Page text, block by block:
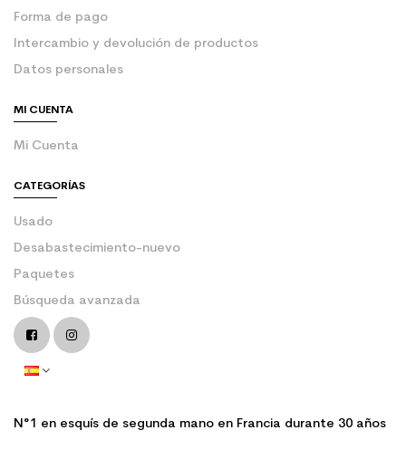
Forma de pago
Intercambio y devolución de productos
Datos personales
MI CUENTA
Mi Cuenta
CATEGORÍAS
Usado
Desabastecimiento-nuevo
Paquetes
Búsqueda avanzada
N°1 en esquís de segunda mano en Francia durante 30 años